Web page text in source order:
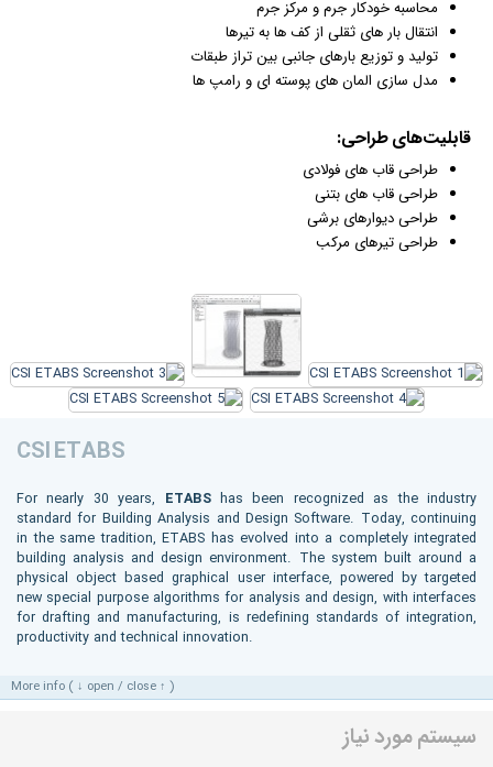
محاسبه خودکار جرم و مرکز جرم
انتقال بار های ثقلی از کف ها به تیرها
تولید و توزیع بارهای جانبی بین تراز طبقات
مدل سازی المان های پوسته ای و رامپ ها
قابلیت‌های طراحی:
طراحی قاب های فولادی
طراحی قاب های بتنی
طراحی دیوارهای برشی
طراحی تیرهای مرکب
CSI ETABS
For nearly 30 years, ETABShas been recognized as the industry
standard for Building Analysis and Design Software. Today, continuing
in the same tradition, ETABS has evolved into a completely integrated
building analysis and design environment. The system built around a
physical object based graphical user interface, powered by targeted
new special purpose algorithms for analysis and design, with interfaces
for drafting and manufacturing, is redefining standards of integration,
productivity and technical innovation.
More info ( ↓ open / close ↑ )
سیستم مورد نیاز